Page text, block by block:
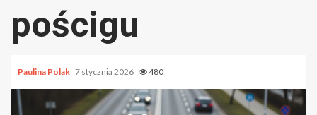
pościgu
Paulina Polak 7 stycznia 2026 480